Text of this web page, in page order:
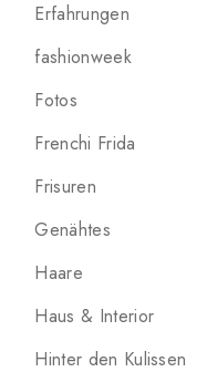
Erfahrungen
fashionweek
Fotos
Frenchi Frida
Frisuren
Genähtes
Haare
Haus & Interior
Hinter den Kulissen